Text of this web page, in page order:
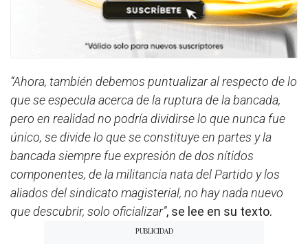
“Ahora, también debemos puntualizar al respecto de lo
que se especula acerca de la ruptura de la bancada,
pero en realidad no podría dividirse lo que nunca fue
único, se divide lo que se constituye en partes y la
bancada siempre fue expresión de dos nítidos
componentes, de la militancia nata del Partido y los
aliados del sindicato magisterial, no hay nada nuevo
que descubrir, solo oficializar”, se lee en su texto.